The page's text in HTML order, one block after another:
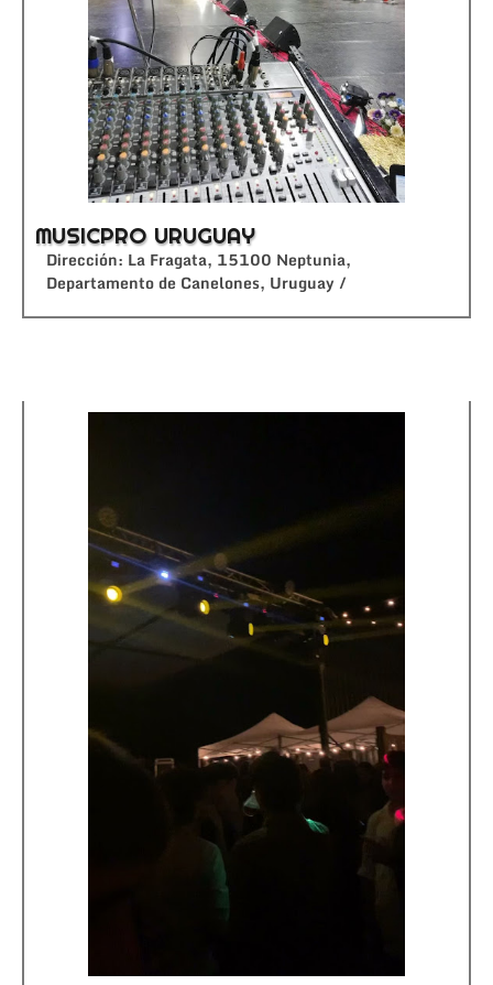
MUSICPRO URUGUAY
Dirección: La Fragata, 15100 Neptunia,
Departamento de Canelones, Uruguay /